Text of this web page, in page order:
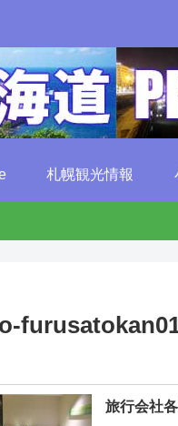
札幌観光情報
旅行会社